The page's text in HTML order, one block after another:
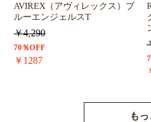
AVIREX（アヴィレックス）ブ
ルーエンジェルスT
￥4,290
70％OFF
￥1287
も